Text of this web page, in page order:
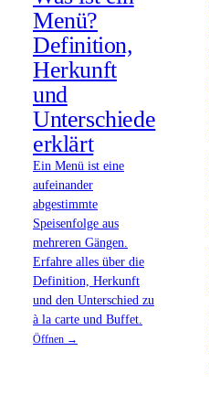
Menü?
Definition,
Herkunft
und
Unterschiede
erklärt
Ein Menü ist eine
aufeinander
abgestimmte
Speisenfolge aus
mehreren Gängen.
Erfahre alles über die
Definition, Herkunft
und den Unterschied zu
à la carte und Buffet.
Öffnen →